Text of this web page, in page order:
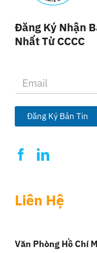
Đăng Ký Nhận
Nhất Từ CCCC
a
i
*
Đăng Ký Bản Tin
Liên Hệ
Văn Phòng Hồ Chí